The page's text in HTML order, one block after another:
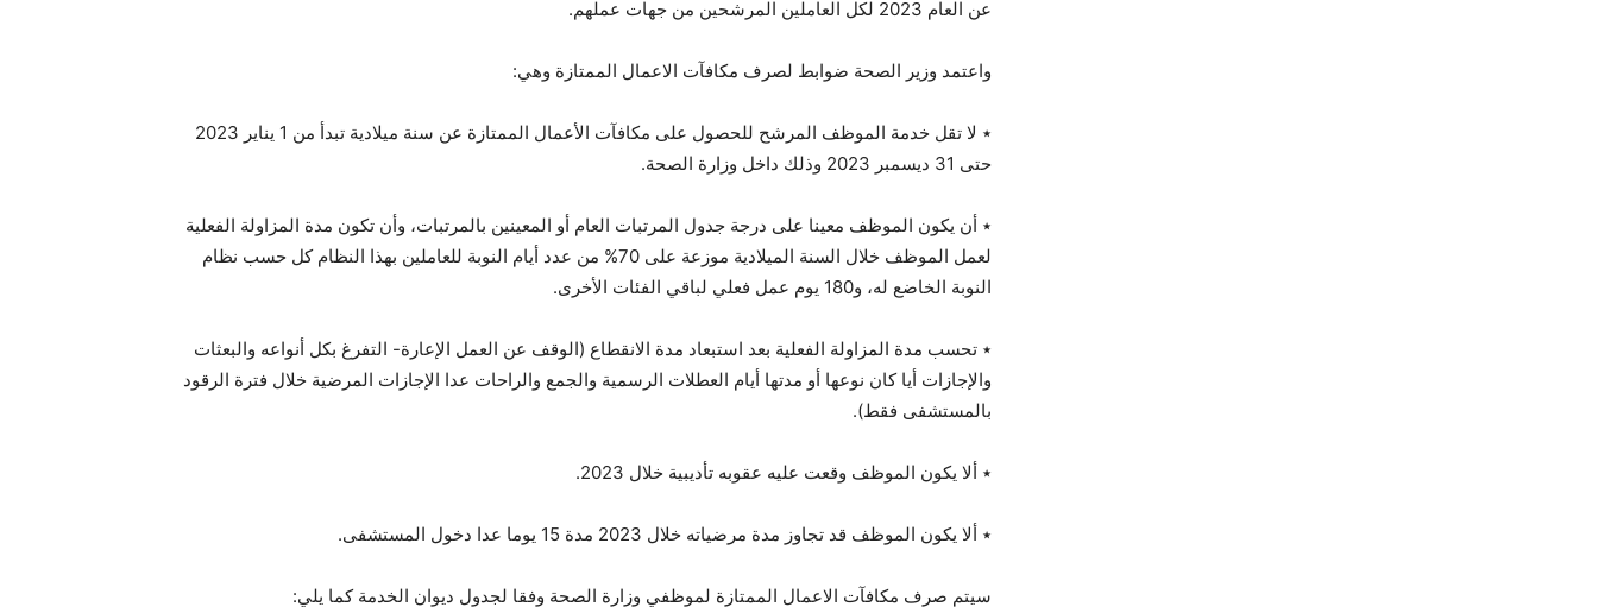
عن العام 2023 لكل العاملين المرشحين من جهات عملهم.
واعتمد وزير الصحة ضوابط لصرف مكافآت الاعمال الممتازة وهي:
٭ لا تقل خدمة الموظف المرشح للحصول على مكافآت الأعمال الممتازة عن سنة ميلادية تبدأ من 1 يناير 2023
حتى 31 ديسمبر 2023 وذلك داخل وزارة الصحة.
٭ أن يكون الموظف معينا على درجة جدول المرتبات العام أو المعينين بالمرتبات، وأن تكون مدة المزاولة الفعلية
لعمل الموظف خلال السنة الميلادية موزعة على 70% من عدد أيام النوبة للعاملين بهذا النظام كل حسب نظام
النوبة الخاضع له، و180 يوم عمل فعلي لباقي الفئات الأخرى.
٭ تحسب مدة المزاولة الفعلية بعد استبعاد مدة الانقطاع (الوقف عن العمل الإعارة- التفرغ بكل أنواعه والبعثات
والإجازات أيا كان نوعها أو مدتها أيام العطلات الرسمية والجمع والراحات عدا الإجازات المرضية خلال فترة الرقود
بالمستشفى فقط).
٭ ألا يكون الموظف وقعت عليه عقوبه تأديبية خلال 2023.
٭ ألا يكون الموظف قد تجاوز مدة مرضياته خلال 2023 مدة 15 يوما عدا دخول المستشفى.
سيتم صرف مكافآت الاعمال الممتازة لموظفي وزارة الصحة وفقا لجدول ديوان الخدمة كما يلي: